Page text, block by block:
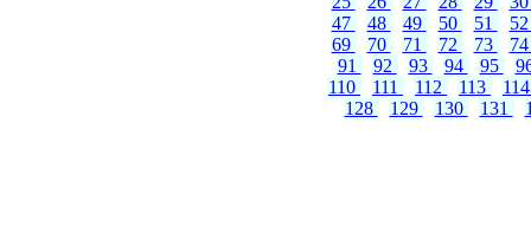
47
48 49 50 51
69
70 71 72 73
91
92 93 94 95
110
111 112 113
128
129 130 131